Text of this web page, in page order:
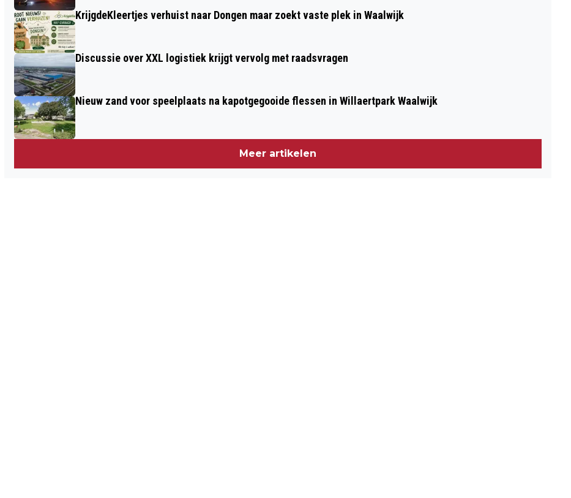
KrijgdeKleertjes verhuist naar Dongen maar zoekt vaste plek in Waalwijk
Discussie over XXL logistiek krijgt vervolg met raadsvragen
Nieuw zand voor speelplaats na kapotgegooide flessen in Willaertpark Waalwijk
Meer artikelen